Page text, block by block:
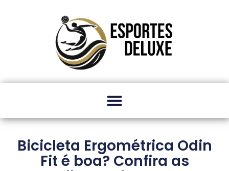
Bicicleta Ergométrica Odin
Fit é boa? Confira as